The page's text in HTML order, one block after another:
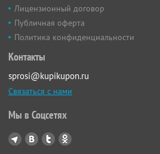
Лицензионный договор
Публичная оферта
Политика конфиденциальности
Контакты
sprosi@kupikupon.ru
Связаться с нами
Мы в Соцсетях